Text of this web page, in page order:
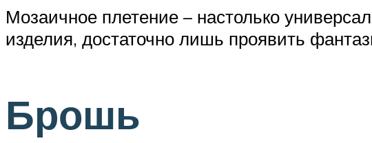
Мозаичное плетение – настолько
изделия, достаточно лишь проявить
Брошь